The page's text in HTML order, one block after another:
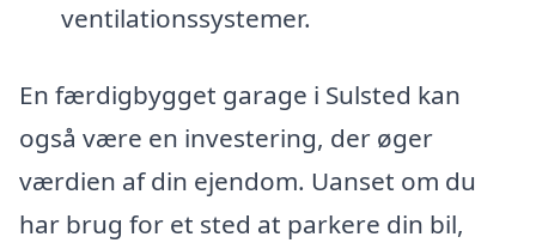
ventilationssystemer.
En færdigbygget garage i Sulsted kan
også være en investering, der øger
værdien af din ejendom. Uanset om du
har brug for et sted at parkere din bil,